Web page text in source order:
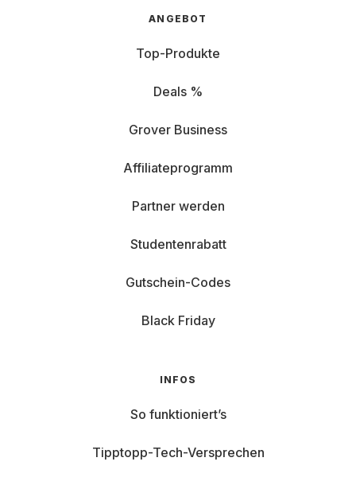
ANGEBOT
Top-Produkte
Deals %
Grover Business
Affiliateprogramm
Partner werden
Studentenrabatt
Gutschein-Codes
Black Friday
INFOS
So funktioniert’s
Tipptopp-Tech-Versprechen